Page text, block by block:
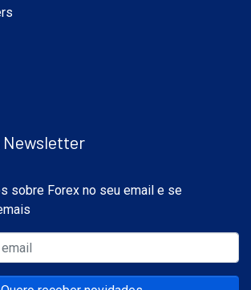
Newsletter
sobre Forex no seu email e se